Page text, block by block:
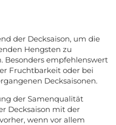
der Decksaison, um die
Hengsten zu
Besonders empfehlenswert
Fruchtbarkeit oder bei
Decksaisonen.
der Samenqualität
Decksaison mit der
wenn vor allem